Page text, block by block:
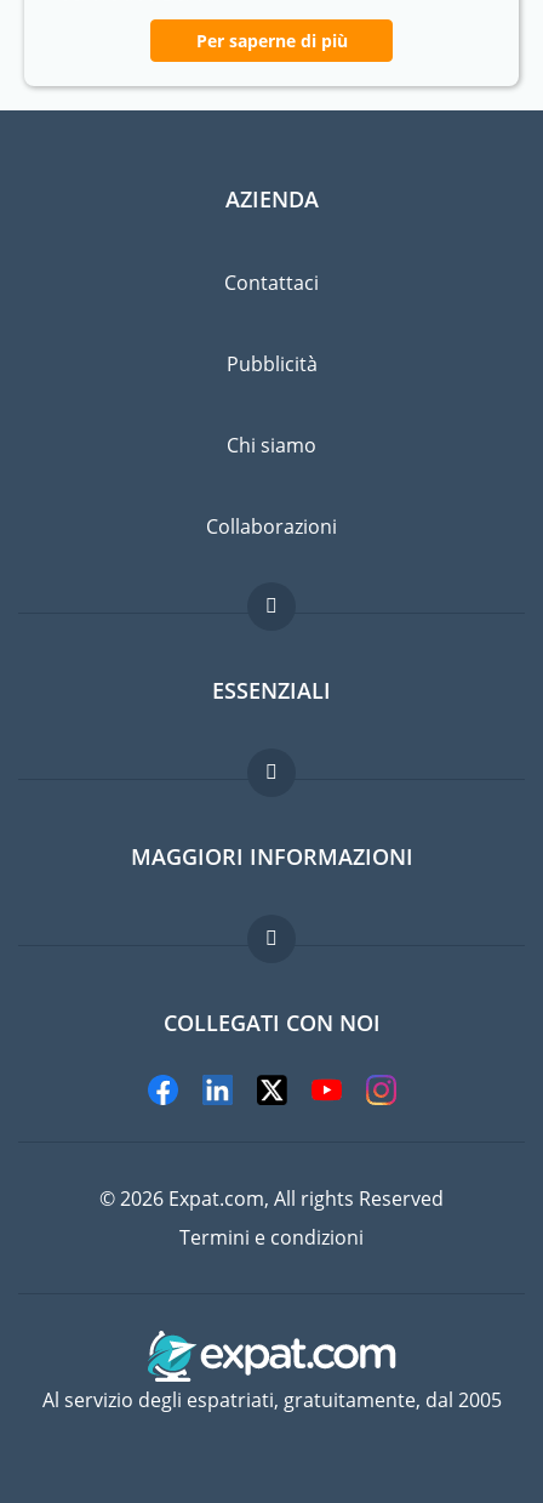
Per saperne di più
AZIENDA
Contattaci
Pubblicità
Chi siamo
Collaborazioni
ESSENZIALI
Forum per expat
Guida per expat
Lavori all'estero
MAGGIORI INFORMAZIONI
Domande frequenti
COLLEGATI CON NOI
© 2026 Expat.com, All rights Reserved
Termini e condizioni
Al servizio degli espatriati, gratuitamente, dal 2005